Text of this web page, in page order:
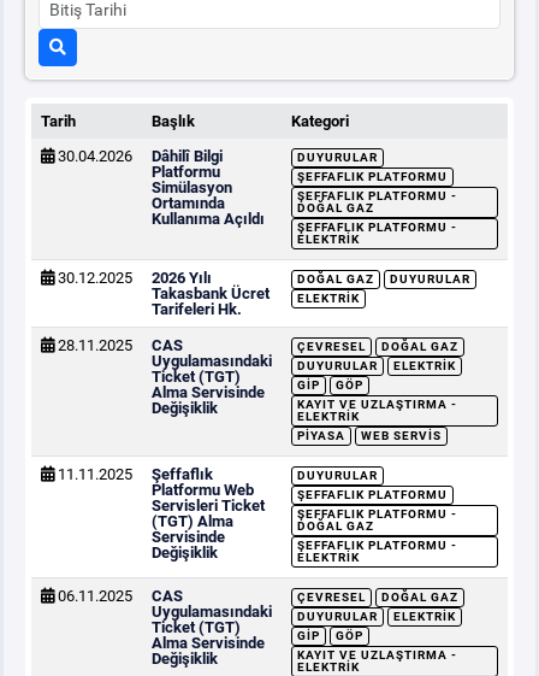
Tarih Başlık
Kategori
30.04.2026
Dâhilî Bilgi
Platformu
Simülasyon
Ortamında
Kullanıma Açıldı
DUYURULAR
ŞEFFAFLIK PLATFORMU
ŞEFFAFLIK PLATFORMU -
DOĞAL GAZ
ŞEFFAFLIK PLATFORMU -
ELEKTRIK
30.12.2025
2026 Yılı
Takasbank Ücret
Tarifeleri Hk.
DOĞAL GAZ
DUYURULAR
ELEKTRIK
28.11.2025
CAS
Uygulamasındaki
Ticket (TGT)
Alma Servisinde
Değişiklik
ÇEVRESEL
DOĞAL GAZ
DUYURULAR
ELEKTRIK
GİP
GÖP
KAYIT VE UZLAŞTIRMA -
ELEKTRIK
PIYASA
WEB SERVIS
11.11.2025
Şeffaflık
Platformu Web
Servisleri Ticket
(TGT) Alma
Servisinde
Değişiklik
DUYURULAR
ŞEFFAFLIK PLATFORMU
ŞEFFAFLIK PLATFORMU -
DOĞAL GAZ
ŞEFFAFLIK PLATFORMU -
ELEKTRIK
06.11.2025
CAS
Uygulamasındaki
Ticket (TGT)
Alma Servisinde
Değişiklik
ÇEVRESEL
DOĞAL GAZ
DUYURULAR
ELEKTRIK
GİP
GÖP
KAYIT VE UZLAŞTIRMA -
ELEKTRIK